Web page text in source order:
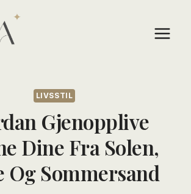
LIVSSTIL
Gjenopplive
Dine Fra Solen,
Og Sommersand